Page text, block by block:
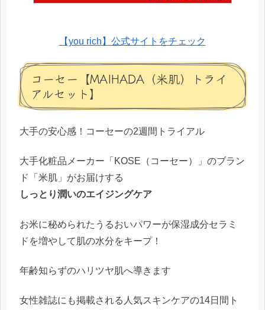
【you rich】公式サイトをチェック
コーセー【MAIHADA（米肌）トライ
アルセット】
大手の安心感！コーセーの2週間トライアル
大手化粧品メーカー「KOSE（コーセー）」のブラン
ド「米肌」がお届けする
しっとり潤いのエイジングケア
お米に秘められた うるおいパワーが保湿成分セラミ
ドを増やして肌の水分をキープ！
年齢知らずのハリツヤ肌へ導きます
女性雑誌にも掲載される人気スキンケアの14日間ト